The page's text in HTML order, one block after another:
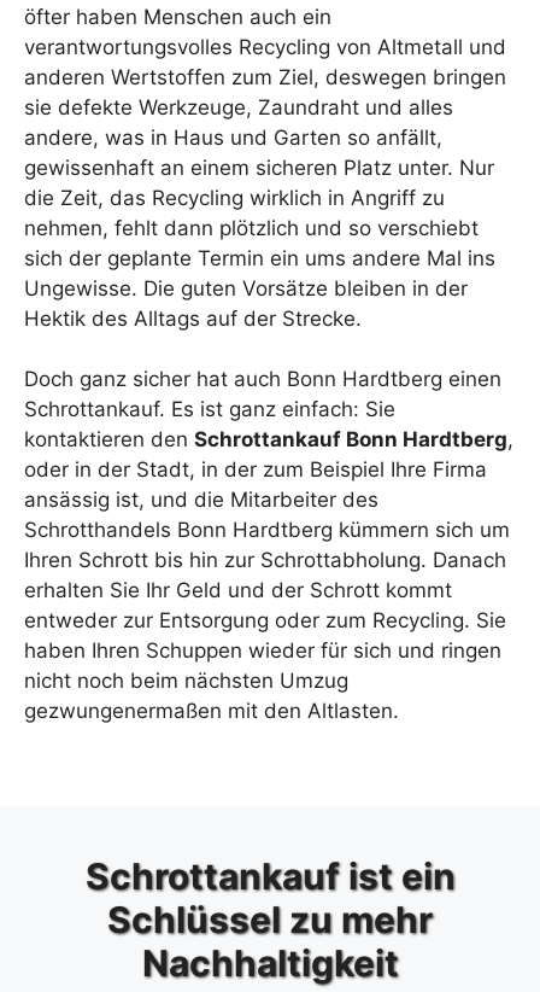
öfter haben Menschen auch ein
verantwortungsvolles Recycling von Altmetall und
anderen Wertstoffen zum Ziel, deswegen bringen
sie defekte Werkzeuge, Zaundraht und alles
andere, was in Haus und Garten so anfällt,
gewissenhaft an einem sicheren Platz unter. Nur
die Zeit, das Recycling wirklich in Angriff zu
nehmen, fehlt dann plötzlich und so verschiebt
sich der geplante Termin ein ums andere Mal ins
Ungewisse. Die guten Vorsätze bleiben in der
Hektik des Alltags auf der Strecke.
Doch ganz sicher hat auch Bonn Hardtberg einen
Schrottankauf. Es ist ganz einfach: Sie
kontaktieren den Schrottankauf Bonn Hardtberg,
oder in der Stadt, in der zum Beispiel Ihre Firma
ansässig ist, und die Mitarbeiter des
Schrotthandels Bonn Hardtberg kümmern sich um
Ihren Schrott bis hin zur Schrottabholung. Danach
erhalten Sie Ihr Geld und der Schrott kommt
entweder zur Entsorgung oder zum Recycling. Sie
haben Ihren Schuppen wieder für sich und ringen
nicht noch beim nächsten Umzug
gezwungenermaßen mit den Altlasten.
Schrottankauf ist ein
Schlüssel zu mehr
Nachhaltigkeit